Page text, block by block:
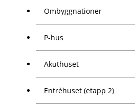
Ombyggnationer
P-hus
Akuthuset
Entréhuset (etapp 2)